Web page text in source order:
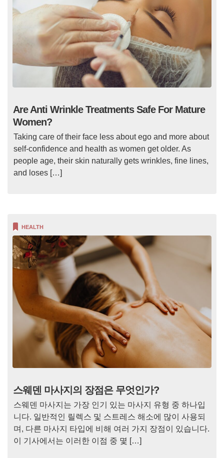
Are Anti Wrinkle Treatments Safe For Mature
Women?
Taking care of their face less about ego and more about
self-confidence and health as women get older. As
people age, their skin naturally gets wrinkles, fine lines,
and loses […]
HEALTH
스웨덴 마사지의 장점은 무엇인가?
스웨덴 마사지는 가장 인기 있는 마사지 유형 중 하나입
니다. 일반적인 릴렉스 및 스트레스 해소에 많이 사용되
며, 다른 마사지 타입에 비해 여러 가지 장점이 있습니다.
이 기사에서는 이러한 이점 중 몇 […]